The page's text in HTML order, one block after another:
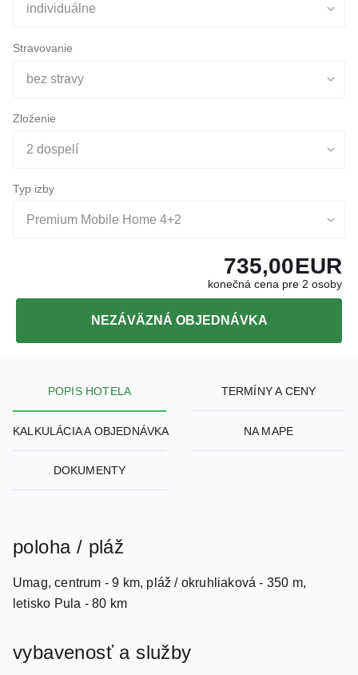
Stravovanie
bez stravy
Zloženie
2 dospelí
Typ izby
Premium Mobile Home 4+2
NEZÁVÄZNÁ OBJEDNÁVKA
KALKULÁCIA A OBJEDNÁVKA NA MAPE
DOKUMENTY
Umag, centrum - 9 km, pláž / okruhliaková - 350 m,
recepcia / zmenáreň / wi-fi pripojenie na internet, hlavná